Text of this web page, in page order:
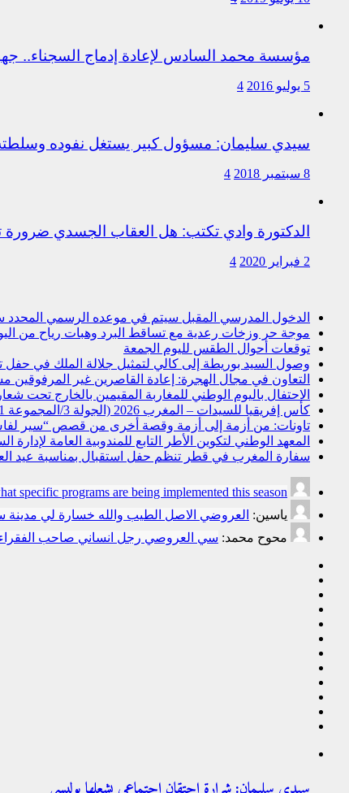
مؤسسة محمد السادس لإعادة إدماج السجناء..
5 يوليو 2016 4
سيدي سليمان: مسؤول كبير يستغل نفوده
8 سبتمبر 2018 4
الدكتورة وادي تكتب: هل العقاب الجسدي ضرورة
2 فبراير 2020 4
الدخول المدرسي المقبل سیتم في موعده الرسمي المحدد
موجة حر وزخات رعدية مع تساقط البرد وهبات رياح من
توقعات أحوال الطقس لليوم الجمعة
وصول السيد بوريطة إلى كالي لتمثيل جلالة الملك في حفل
التعاون في مجال الهجرة: إعادة القاصرين غير المرفوقين
الاحتفال باليوم الوطني للمغاربة المقيمين بالخارج تحت
كأس إفريقيا للسيدات – المغرب 2026 (الجولة 3/المجموعة 1): المنتخب المغربي يتأهل إلى ربع النهائي عقب تعادله أمام نظيره السنغالي (0-0)
تاونات: من أزمة إلى أزمة وقصة أخرى من قصص “سير
المعهد الوطني لتكوين الأطر التابع للمندوبية العامة
سفارة المغرب في قطر تنظم حفل استقبال بمناسبة عيد
specific programs are being implemented this season.
ياسين: العروضي الاصل الطيب والله خسارة لي
محوح محمد: سي العروصي رجل انساني صاحب